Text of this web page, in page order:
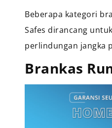
Beberapa kategori
Safes dirancang
perlindungan jangka
Brankas